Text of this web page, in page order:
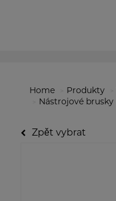
Home Produkty
Nástrojové brusky
Zpět vybrat